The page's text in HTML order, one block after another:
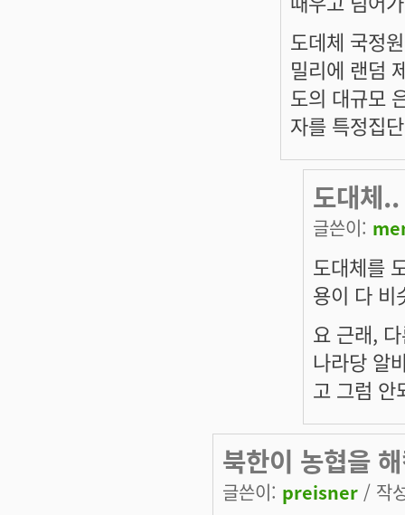
도데체 국정
밀리에 랜덤
도의 대규모
자를 특정집
도대체..
글쓴이:
도대체를
용이 다 비
요 근래,
나라당 알
고 그럼 안
북한이 농협을
글쓴이: preisner / 작